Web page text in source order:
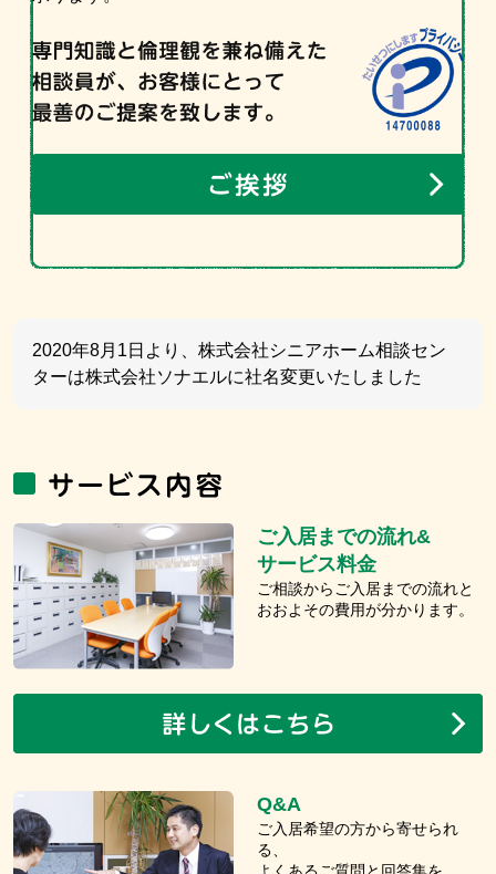
2020年8月1日より、株式会社シニアホーム相談セン
ターは株式会社ソナエルに社名変更いたしました
ご入居までの流れ&
サービス料金
ご相談からご入居までの流れと
おおよその費用が分かります。
Q&A
ご入居希望の方から寄せられ
る、